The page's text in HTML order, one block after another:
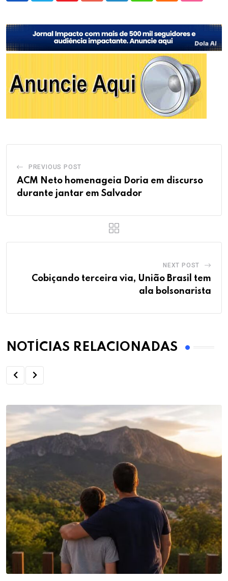
PREVIOUS POST
ACM Neto homenageia Doria em discurso
durante jantar em Salvador
NEXT POST
Cobiçando terceira via, União Brasil tem
ala bolsonarista
NOTÍCIAS RELACIONADAS